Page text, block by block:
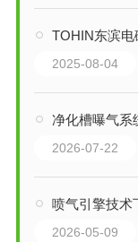
TOHIN东滨
2025-08-04
净化槽曝气系统
2026-07-22
喷气引擎技术下放
2026-05-09